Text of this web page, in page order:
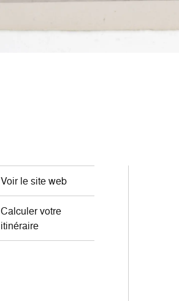
Voir le site web
Calculer votre
itinéraire